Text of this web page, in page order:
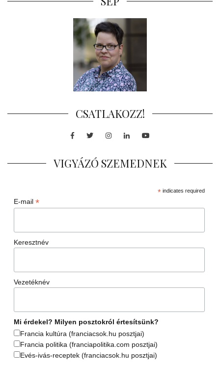
CSATLAKOZZ!
Facebook
TwitterInstagram
LinkedInYoutube
VIGYÁZÓ SZEMEDNEK
*indicates required
E-mail *
Keresztnév
Vezetéknév
Mi érdekel? Milyen posztokról értesítsünk?
Francia kultúra (franciacsok.hu posztjai)
Francia politika (franciapolitika.com posztjai)
Evés-ivás-receptek (franciacsok.hu posztjai)